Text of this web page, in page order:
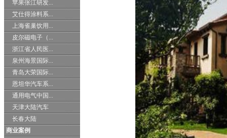
苹果张江研发...
艾仕得涂料系...
上海雀巢饮用...
皮尔磁电子（...
浙江省人民医...
泉州海景国际...
青岛大荣国际...
恩坦华汽车系...
通用电气中国...
天津大陆汽车
长春大陆
商业案例